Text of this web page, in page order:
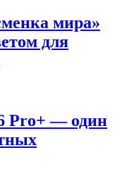
мира»
для
Pro+ — один